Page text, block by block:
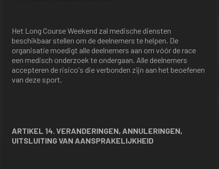
Het Long Course Weekend zal medische diensten
beschikbaar stellen om de deelnemers te helpen. De
organisatie moedigt alle deelnemers aan om vóór de race
een medisch onderzoek te ondergaan. Alle deelnemers
accepteren de risico's die verbonden zijn aan het beoefenen
van deze sport.
ARTIKEL 14. VERANDERINGEN, ANNULERINGEN,
UITSLUITING VAN AANSPRAKELIJKHEID